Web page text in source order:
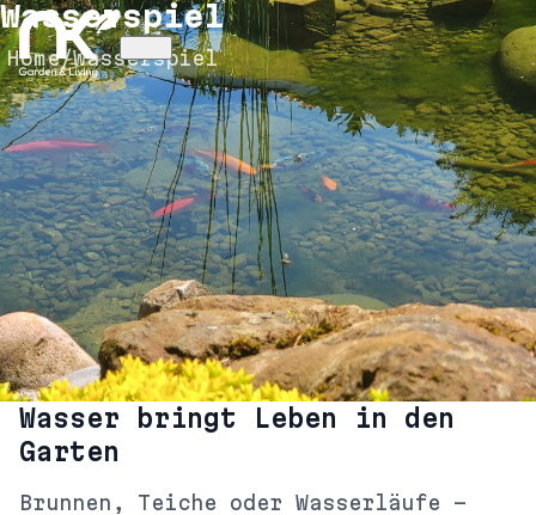
Wasserspiel
Home/Wasserspiel
Wasser bringt Leben in den
Garten
Brunnen, Teiche oder Wasserläufe –